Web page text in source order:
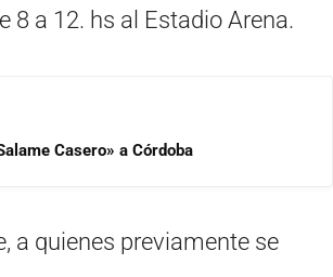
8 a 12. hs al Estadio Arena.
Casero» a Córdoba
a quienes previamente se